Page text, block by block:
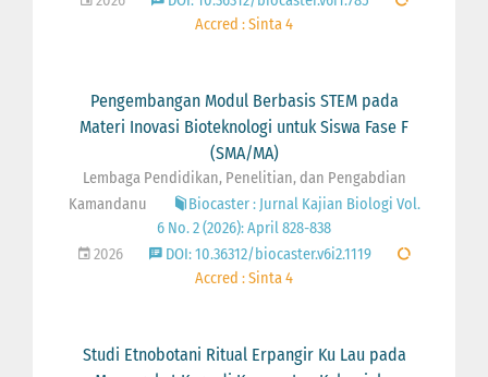
Accred : Sinta 4
Pengembangan Modul Berbasis STEM pada
Materi Inovasi Bioteknologi untuk Siswa Fase F
(SMA/MA)
Lembaga Pendidikan, Penelitian, dan Pengabdian
Kamandanu
Biocaster : Jurnal Kajian Biologi Vol.
6 No. 2 (2026): April 828-838
2026
DOI: 10.36312/biocaster.v6i2.1119
Accred : Sinta 4
Studi Etnobotani Ritual Erpangir Ku Lau pada